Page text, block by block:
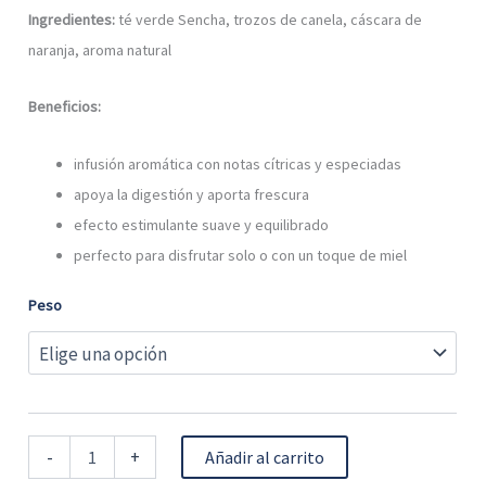
Ingredientes: té verde Sencha, trozos de canela, cáscara de
naranja, aroma natural
Beneficios:
infusión aromática con notas cítricas y especiadas
apoya la digestión y aporta frescura
efecto estimulante suave y equilibrado
perfecto para disfrutar solo o con un toque de miel
Peso
- + Añadir al carrito